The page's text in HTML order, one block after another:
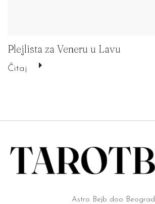
Plejlista za Veneru u Lavu
Čitaj
Astro Bejb doo Beograd